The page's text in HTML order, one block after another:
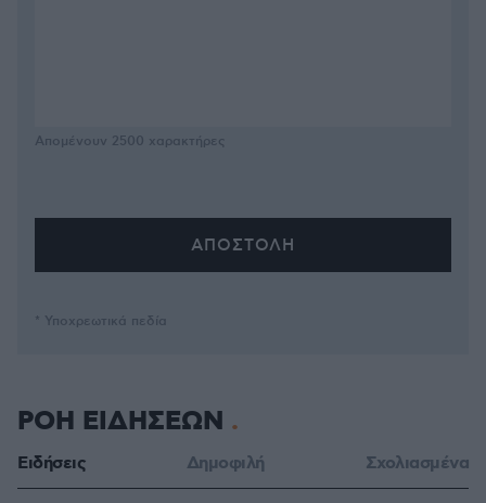
Απομένουν 2500 χαρακτήρες
* Υποχρεωτικά πεδία
ΡΟΗ ΕΙΔΗΣΕΩΝ
Ειδήσεις Δημοφιλή Σχολιασμένα